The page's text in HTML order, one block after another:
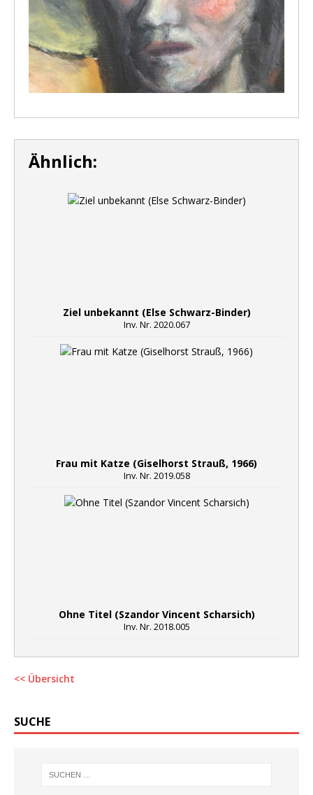
Ähnlich:
Ziel unbekannt (Else Schwarz-Binder)
Inv. Nr. 2020.067
Frau mit Katze (Giselhorst Strauß, 1966)
Inv. Nr. 2019.058
Ohne Titel (Szandor Vincent Scharsich)
Inv. Nr. 2018.005
<< Übersicht
SUCHE